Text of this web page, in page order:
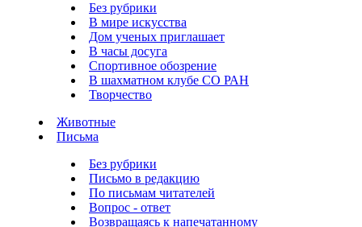
Без рубрики
В мире искусства
Дом ученых приглашает
В часы досуга
Спортивное обозрение
В шахматном клубе СО РАН
Творчество
Животные
Письма
Без рубрики
Письмо в редакцию
По письмам читателей
Вопрос - ответ
Возвращаясь к напечатанному